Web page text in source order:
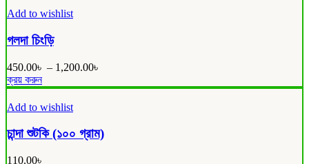
on
product
Add to wishlist
গলদা চিংড়ি
450.00৳ – 1,200.00৳
ক্রয় করুনThis
product
has
multiple
variants.
The
Add to wishlist
চান্দা শুটকি (১০০ গ্রাম)
110.00৳